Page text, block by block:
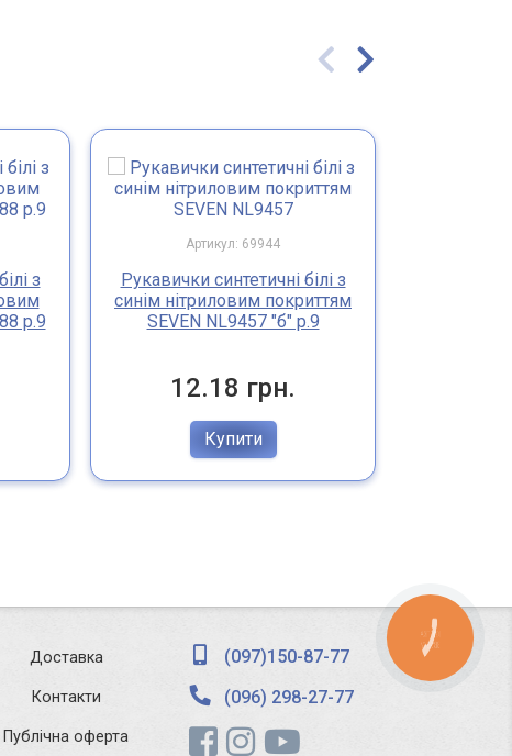
з
р.9
Артикул: 69944
Рукавички синтетичні білі з
синім нітриловим покриттям
SEVEN NL9457 "б" р.9
12.18 грн.
Купити
Доставка
Контакти
Публічна оферта
(097)150-87-77
(096) 298-27-77
КНОПКА
ЗВ'ЯЗКУ